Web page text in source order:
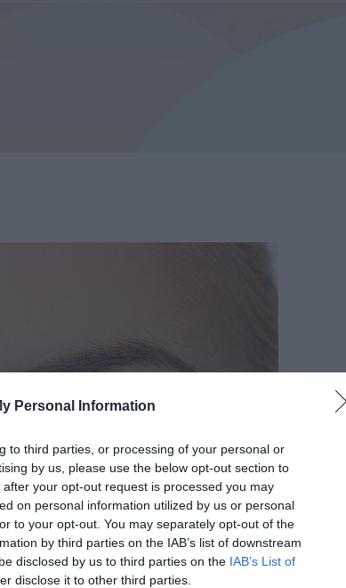
Personal Information
to third parties, or processing of your personal or
by us, please use the below opt-out section to
your opt-out request is processed you may
on personal information utilized by us or personal
to your opt-out. You may separately opt-out of the
by third parties on the IAB’s list of downstream
disclosed by us to third parties on the IAB’s List of
disclose it to other third parties.